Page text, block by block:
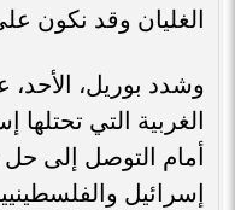
الغليان وقد نكون
وشدد بوريل،
الغربية التي تحتلها
أمام التوصل إلى
إسرائيل